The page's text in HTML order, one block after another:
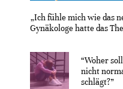
„Ich fühle mich wie das
Gynäkologe hatte das
“Woher
nicht
schlägt?”